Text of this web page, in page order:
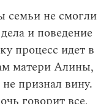
семьи не смогли
и поведение
процесс идет в
матери Алины,
признал вину.